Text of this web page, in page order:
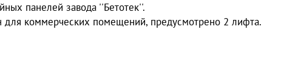
панелей завода ''Бетотек''.
для коммерческих помещений, предусмотрено 2 лифта.